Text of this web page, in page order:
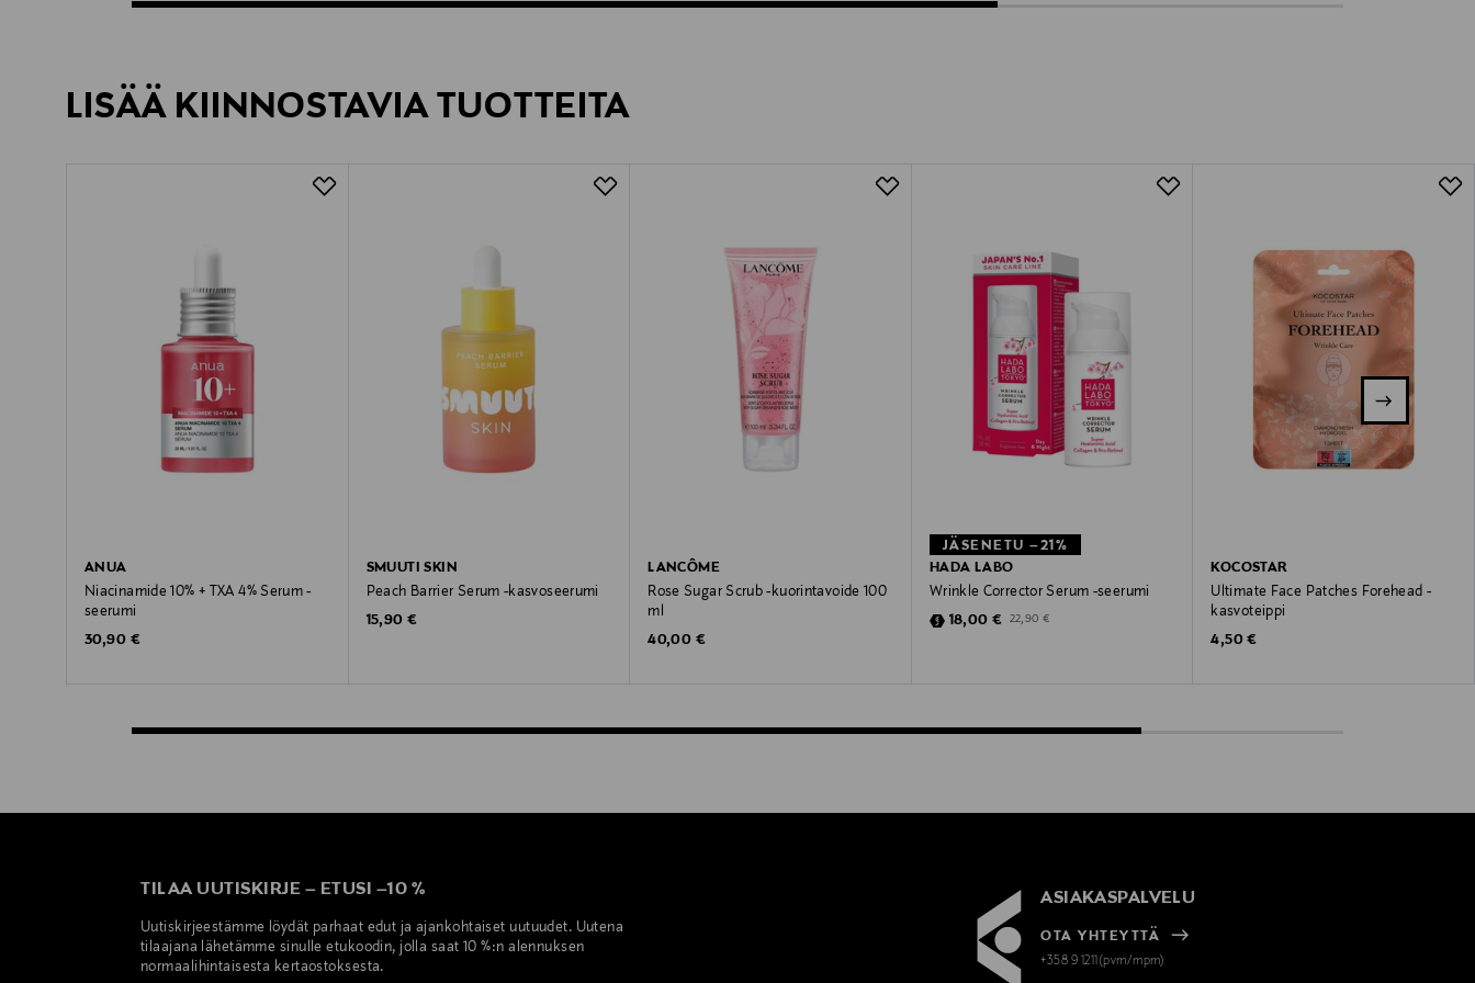
LISÄÄ KIINNOSTAVIA TUOTTEITA
ANUA
Niacinamide 10% + TXA 4% Serum -
seerumi
Original Price
30,90 €
SMUUTI SKIN
Peach Barrier Serum -kasvoseerumi
Original Price
15,90 €
LANCÔME
Rose Sugar Scrub -kuorintavoide 100
ml
Original Price
40,00 €
JÄSENETU –21%
HADA LABO
Wrinkle Corrector Serum -seerumi
Discounted Price
18,00 € Original Price
22,90 €
KOCOSTAR
Ultimate Face Patches Forehead -
kasvoteippi
Original Price
4,50 €
TILAA UUTISKIRJE – ETUSI –10 %
Uutiskirjeestämme löydät parhaat edut ja ajankohtaiset uutuudet. Uutena
tilaajana lähetämme sinulle etukoodin, jolla saat 10 %:n alennuksen
normaalihintaisesta kertaostoksesta.
ASIAKASPALVELU
OTA YHTEYTTÄ
+358 9 1211(pvm/mpm)